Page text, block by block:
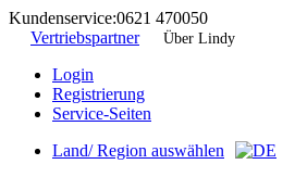
Kundenservice:0621 470050
Vertriebspartner
Über Lindy
Login
Registrierung
Service-Seiten
Land/ Region auswählen